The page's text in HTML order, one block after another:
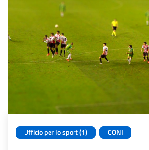
Ufficio per lo sport (1) CONI